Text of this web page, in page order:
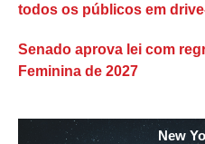
todos os públicos em
Senado aprova lei com
Feminina de 2027
New